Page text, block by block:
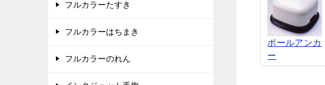
ポールアンカ
ー
フルカラーたすき
フルカラーはちまき
フルカラーのれん